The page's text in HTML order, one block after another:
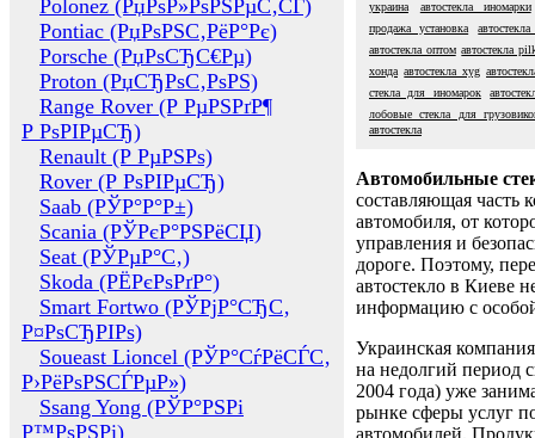
Polonez (РџРѕР»РѕРЅРµС‚СЃ)
Pontiac (РџРѕРЅС‚РёР°Рє)
Porsche (РџРѕСЂС€Рµ)
Proton (РџСЂРѕС‚РѕРЅ)
Range Rover (Р РµРЅРґР¶
Р РѕРІРµСЂ)
Renault (Р РµРЅРѕ)
Rover (Р РѕРІРµСЂ)
Saab (РЎР°Р°Р±)
Scania (РЎРєР°РЅРёСЏ)
Seat (РЎРµР°С‚)
Skoda (РЁРєРѕРґР°)
Smart Fortwo (РЎРјР°СЂС‚
Р¤РѕСЂРІРѕ)
Soueast Lioncel (РЎР°СѓРёСЃС‚
Р›РёРѕРЅСЃРµР»)
Ssang Yong (РЎР°РЅРі
Р™РѕРЅРі)
украина
автостекла иномарки
продажа установка
автостекла оптом автостекла
хонда автостекла xyg
стекла для иномарок
лобовые стекла для
автостекла
Автомобильные
составляющая часть
автомобиля, от
управления и
дороге. Поэтому,
автостекло в Киеве
информацию с
Украинская
на недолгий период
2004 года) уже
рынке сферы услуг
автомобилей.